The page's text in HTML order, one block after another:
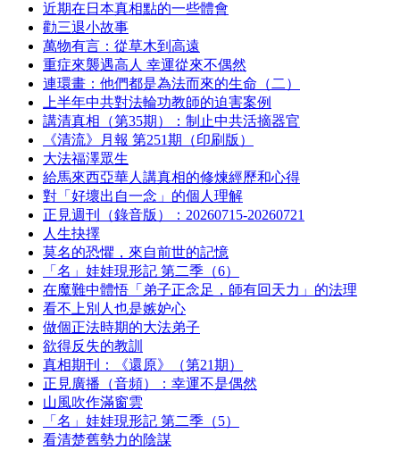
近期在日本真相點的一些體會
勸三退小故事
萬物有言：從草木到高遠
重症來襲遇高人 幸運從來不偶然
連環畫：他們都是為法而來的生命（二）
上半年中共對法輪功教師的迫害案例
講清真相（第35期）：制止中共活摘器官
《清流》月報 第251期（印刷版）
大法福澤眾生
給馬來西亞華人講真相的修煉經歷和心得
對「好壞出自一念」的個人理解
正見週刊（錄音版）：20260715-20260721
人生抉擇
莫名的恐懼，來自前世的記憶
「名」娃娃現形記 第二季（6）
在魔難中體悟「弟子正念足，師有回天力」的法理
看不上別人也是嫉妒心
做個正法時期的大法弟子
欲得反失的教訓
真相期刊：《還原》（第21期）
正見廣播（音頻）：幸運不是偶然
山風吹作滿窗雲
「名」娃娃現形記 第二季（5）
看清楚舊勢力的陰謀